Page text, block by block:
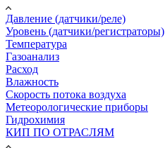
Давление (датчики/реле)
Уровень (датчики/регистраторы)
Температура
Газоанализ
Расход
Влажность
Скорость потока воздуха
Метеорологические приборы
Гидрохимия
КИП ПО ОТРАСЛЯМ